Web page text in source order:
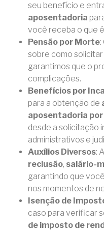
seu benefício e
aposentadoria
você receba o que
Pensão por Morte
sobre como solicitar
garantimos que o
complicações.
Benefícios por
para a obtenção de
aposentadoria
desde a solicitação
administrativos e
Auxílios Diversos:
reclusão, salário-
garantindo que
nos momentos de
Isenção de
caso para verificar
de imposto de